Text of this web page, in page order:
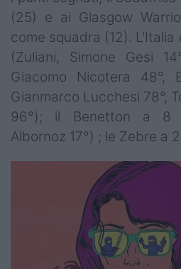
(25) e ai Glasgow
come squadra (12).
(Zuliani, Simone Gesi
Giacomo Nicotera 48°,
Gianmarco Lucchesi 78°,
96°); il Benetton a 8
Albornoz 17°) ; le Zebre a